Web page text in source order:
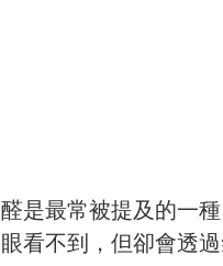
是最常被提及的一
不到，但卻會透過